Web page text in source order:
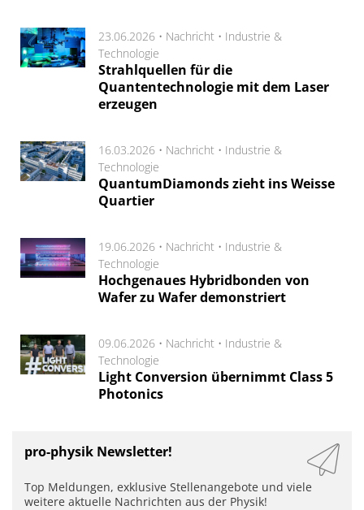
23.06.2026 • Nachricht • Industrie &
Technologie
Strahlquellen für die
Quantentechnologie mit dem Laser
erzeugen
16.03.2026 • Nachricht • Industrie &
Technologie
QuantumDiamonds zieht ins Weisse
Quartier
19.06.2026 • Nachricht • Industrie &
Technologie
Hochgenaues Hybridbonden von
Wafer zu Wafer demonstriert
09.06.2026 • Nachricht • Industrie &
Technologie
Light Conversion übernimmt Class 5
Photonics
pro-physik Newsletter!
Top Meldungen, exklusive Stellenangebote und viele
weitere aktuelle Nachrichten aus der Physik!